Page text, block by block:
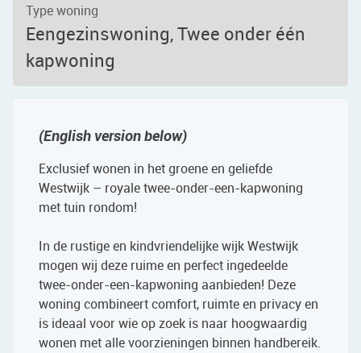
Type woning
Eengezinswoning, Twee onder één
kapwoning
(English version below)
Exclusief wonen in het groene en geliefde
Westwijk – royale twee-onder-een-kapwoning
met tuin rondom!
In de rustige en kindvriendelijke wijk Westwijk
mogen wij deze ruime en perfect ingedeelde
twee-onder-een-kapwoning aanbieden! Deze
woning combineert comfort, ruimte en privacy en
is ideaal voor wie op zoek is naar hoogwaardig
wonen met alle voorzieningen binnen handbereik.